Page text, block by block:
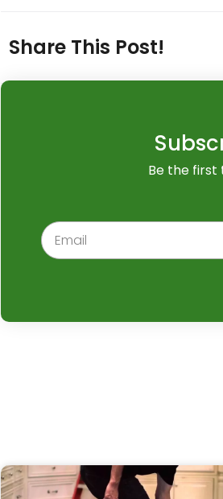
Share This Post!
Be the first